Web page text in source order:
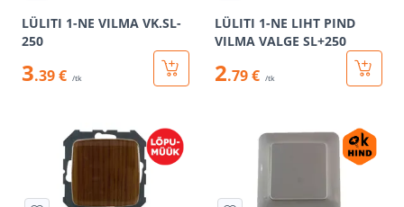
LÜLITI 1-NE VILMA VK.SL-
250
3.39 € /tk
LÜLITI 1-NE LIHT PIND
VILMA VALGE SL+250
2.79 € /tk